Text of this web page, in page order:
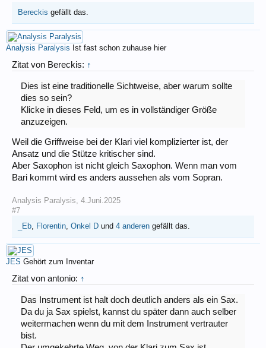
Bereckis gefällt das.
Analysis Paralysis Ist fast schon zuhause hier
Zitat von Bereckis: ↑
Dies ist eine traditionelle Sichtweise, aber warum sollte
dies so sein?
Klicke in dieses Feld, um es in vollständiger Größe
anzuzeigen.
Weil die Griffweise bei der Klari viel komplizierter ist, der
Ansatz und die Stütze kritischer sind.
Aber Saxophon ist nicht gleich Saxophon. Wenn man vom
Bari kommt wird es anders aussehen als vom Sopran.
Analysis Paralysis, 4.Juni.2025
#7
_Eb, Florentin, Onkel D und 4 anderen gefällt das.
JES Gehört zum Inventar
Zitat von antonio: ↑
Das Instrument ist halt doch deutlich anders als ein Sax.
Da du ja Sax spielst, kannst du später dann auch selber
weitermachen wenn du mit dem Instrument vertrauter
bist.